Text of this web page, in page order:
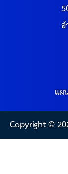
แผ
Copyright ©